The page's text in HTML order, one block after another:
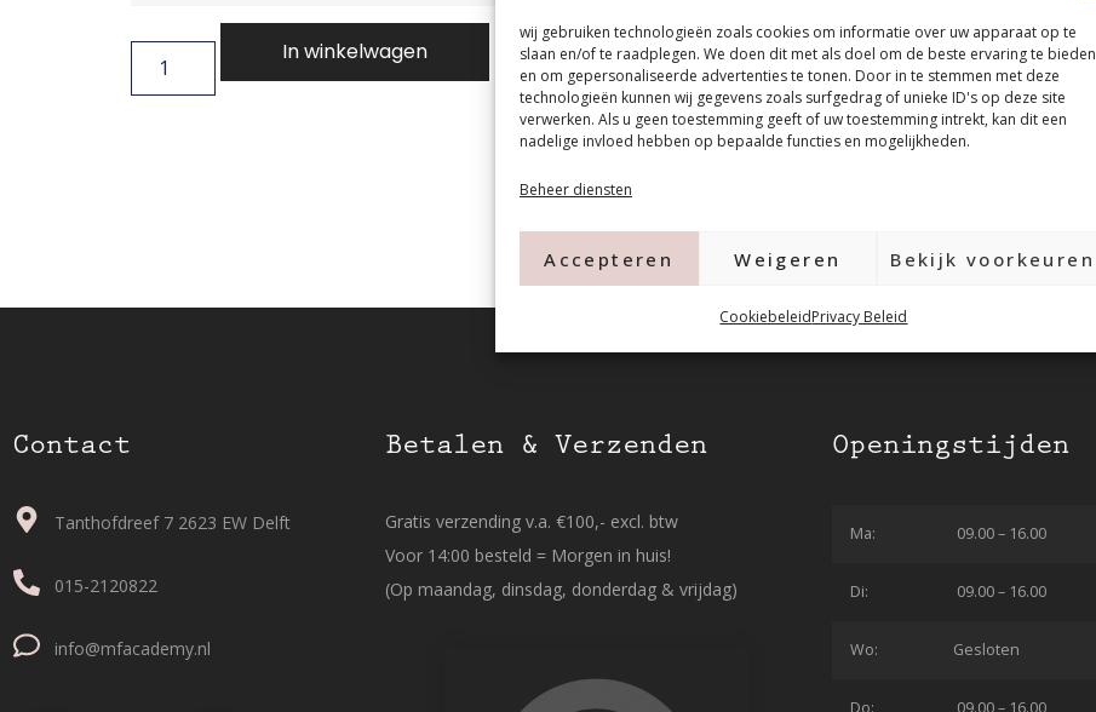
wij gebruiken technologieën zoals cookies om informatie over uw apparaat op te
slaan en/of te raadplegen. We doen dit met als doel om de beste ervaring te bieden
en om gepersonaliseerde advertenties te tonen. Door in te stemmen met deze
technologieën kunnen wij gegevens zoals surfgedrag of unieke ID's op deze site
verwerken. Als u geen toestemming geeft of uw toestemming intrekt, kan dit een
nadelige invloed hebben op bepaalde functies en mogelijkheden.
Beheer diensten
Accepteren Weigeren Bekijk voorkeuren
CookiebeleidPrivacy Beleid
In winkelwagen
Contact
Tanthofdreef 7 2623 EW Delft
015-2120822
info@mfacademy.nl
Betalen & Verzenden
Gratis verzending v.a. €100,- excl. btw
Voor 14:00 besteld = Morgen in huis!
(Op maandag, dinsdag, donderdag & vrijdag)
Openingstijden
Ma: 09.00 – 16.00
Di: 09.00 – 16.00
Wo: Gesloten
Do: 09.00 – 16.00